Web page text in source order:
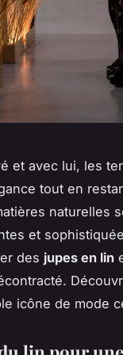
et avec lui, les
tout en
naturelles
et
des jupes en lin
icône de mode